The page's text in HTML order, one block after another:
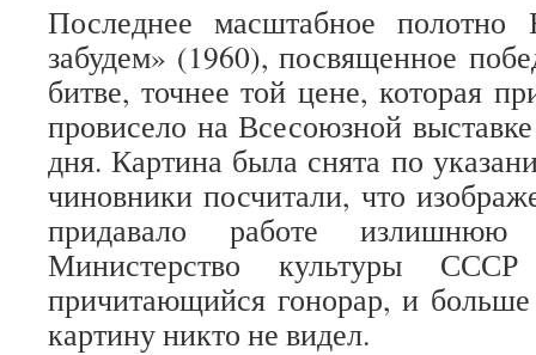
Последнее масштабное
забудем» (1960), посвященное
битве, точнее той цене, которая
провисело на Всесоюзной
дня. Картина была снята по
чиновники посчитали, что
придавало работе излишнюю
Министерство культуры СССР
причитающийся гонорар, и
картину никто не видел.